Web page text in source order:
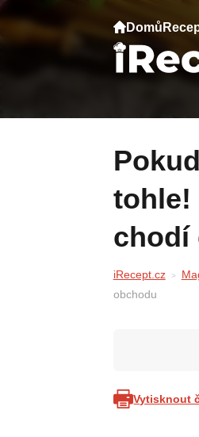
Domů
Pokud něco v obchodě rozbijete, udělejte
tohle!
chodí
iRecept.cz
obchodu
Vytisknout